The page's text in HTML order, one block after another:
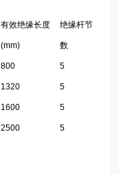
有效绝缘长度
(mm)
绝缘杆节
数
800 5
1320 5
1600 5
2500 5